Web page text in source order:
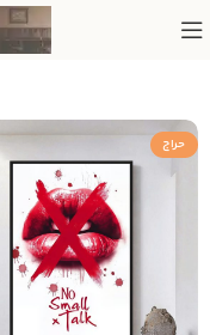
حراج